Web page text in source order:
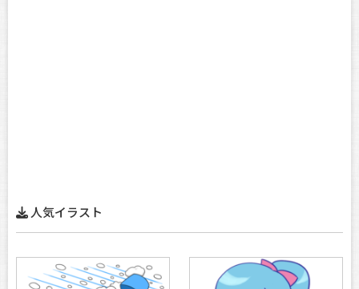
人気イラスト